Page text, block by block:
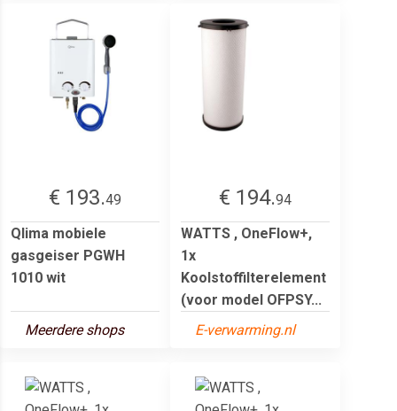
€ 193.49
Qlima mobiele
gasgeiser PGWH
1010 wit
Meerdere shops
€ 194.94
WATTS , OneFlow+,
1x
Koolstoffilterelement
(voor model OFPSY...
E-verwarming.nl